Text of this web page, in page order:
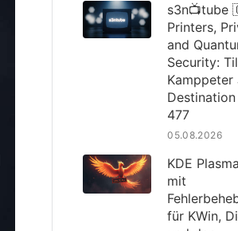
s3n📺tube
Printers,
and
Security:
Kamppeter
477
05.08.2026
KDE
mit
für KWin,